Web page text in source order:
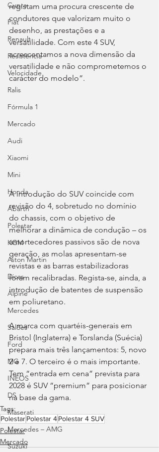
Cupra
Fiat
Renault
Resistência
Velocidade
Ralis
Fórmula 1
Mercado
Audi
Xiaomi
Mini
Honda
Abarth
Polestar
KGM
Aston Martin
Dicas
Alpine
Mercedes
Salões
Ford
MG
INEOS
DS
Maserati
Mercedes – AMG
Suzuki
registam uma procura crescente de
condutores que valorizam muito o
desenho, as prestações e a
versatilidade. Com este 4 SUV,
acrescentamos a nova dimensão da
versatilidade e não comprometemos o
carácter do modelo”.
A introdução do SUV coincide com
revisão do 4, sobretudo no domínio
do chassis, com o objetivo de
melhorar a dinâmica de condução – os
amortecedores passivos são de nova
geração, as molas apresentam-se
revistas e as barras estabilizadoras
foram recalibradas. Regista-se, ainda, a
introdução de batentes de suspensão
em poliuretano.
A marca com quartéis-generais em
Bristol (Inglaterra) e Torslanda (Suécia)
prepara mais três lançamentos: 5, novo
2 e 7. O terceiro é o mais importante.
Tem “entrada em cena” prevista para
2028 é SUV “premium” para posicionar
na base da gama.
Tags:
PolestarPolestar 4Polestar 4 SUV
Polestar
Mercado